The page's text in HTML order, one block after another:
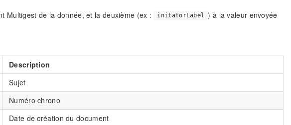
Multigest de la donnée, et la deuxième (ex : initatorLabel ) à la valeur envoyée
Description
Sujet
Numéro chrono
Date de création du document